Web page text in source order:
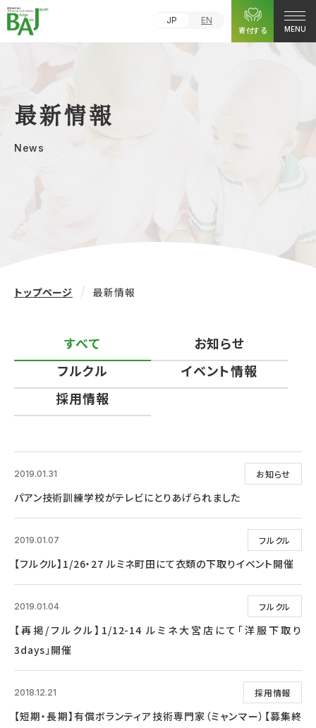
JP
EN
寄付する
MENU
最新情報
News
トップページ 最新情報
すべて
お知らせ
フルクル
イベント情報
採用情報
お知らせ
2019.01.31
パアン技術訓練学校がテレビにとりあげられました
フルクル
2019.01.07
【フルクル】1/26・27 ルミネ町田にて衣類の下取りイベント開催
フルクル
2019.01.04
【再掲/フルクル】1/12-14 ルミネ大宮店にて「洋服下取り
3days」開催
採用情報
2018.12.21
【短期・長期】有償ボランティア技術専門家（ミャンマー）【募集終